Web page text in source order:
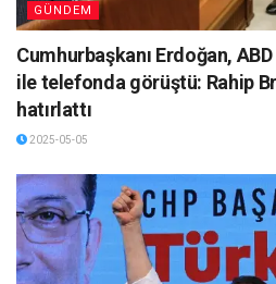
GÜNDEM
Cumhurbaşkanı Erdoğan,
ile telefonda görüştü: Rahip
hatırlattı
2025-05-05